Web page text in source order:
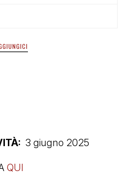
3 giugno 2025
QUI